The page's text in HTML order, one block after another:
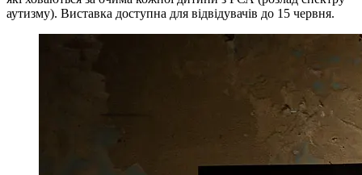
аутизму). Виставка доступна для відвідувачів до 15 червня.